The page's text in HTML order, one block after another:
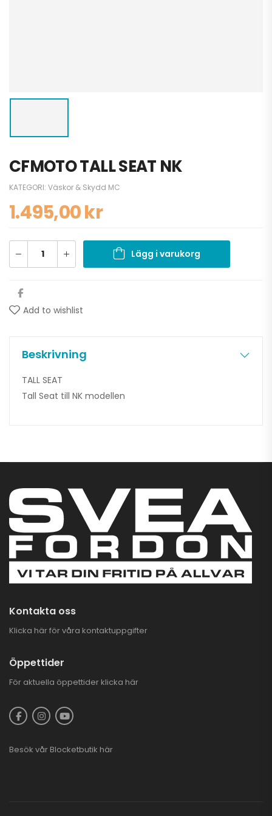
CFMOTO TALL SEAT NK
KATEGORI: Väskor & Skydd MC
1.495,00kr
Lägg i varukorg
Add to wishlist
Beskrivning
TALL SEAT
Tall Seat till NK modellen
Kontakta oss
Klicka här för våra kontaktuppgifter
Öppettider
För aktuella öppettider klicka här
Besök vår Blocketbutik här